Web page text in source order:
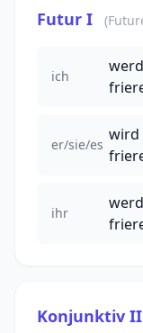
Futur I
ich
er/sie/es
wird
ihr
Konjunktiv II